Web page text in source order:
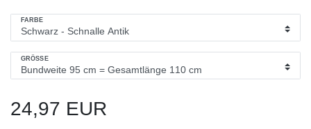
FARBE
GRÖSSE
24,97 EUR